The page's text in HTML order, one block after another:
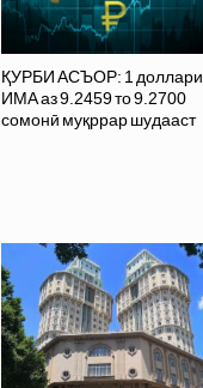
ҚУРБИ АСЪОР: 1 доллари
ИМА аз 9.2459 то 9.2700
сомонӣ муқррар шудааст